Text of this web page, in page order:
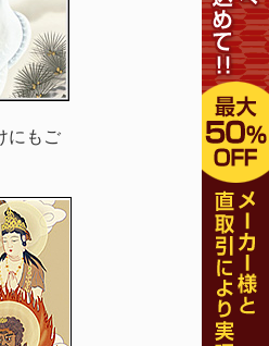
にもご